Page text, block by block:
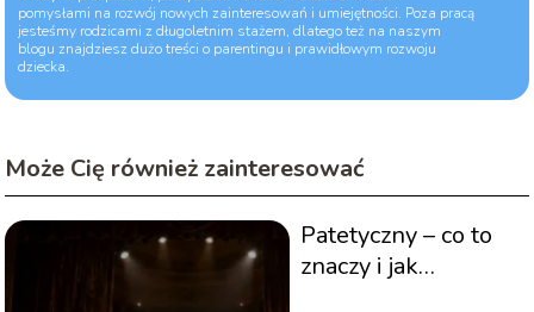
pomysłami na rozwój nowych zainteresowań i umiejętności. Poza pracą
jesteśmy rodzicami z długoletnim stażem, dlatego też na naszym
blogu znajdziesz dużo treści o parentingu i prawidłowym rozwoju
dziecka.
Może Cię również zainteresować
Patetyczny – co to
znaczy i jak